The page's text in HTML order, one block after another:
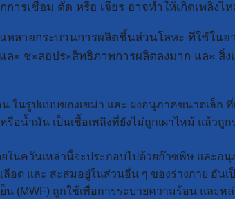
ารเชื่อม ตัด หรือ เจียร อาจทำให้เกิดเพลิ
หลายกระบวนการผลิตชิ้นส่วนโลหะ ที่ใช้ใ
ะ ชะลอประสิทธิภาพการผลิตลงมาก และ
นรูปแบบของเขม่า และ ผงอนุภาคขนาดเล็ก ที่
อน้ำมัน เป็นเชื้อเพลิงที่ยังไม่ถูกเผาไหม้ แล้ว
ในควันเหล่านี้จะประกอบไปด้วยก๊าซพิษ และ
อด และ สะสมอยู่ในส่วนอื่น ๆ ของร่างกาย อัน
น (MWF) ถูกใช้เพื่อการระบายความร้อน และ